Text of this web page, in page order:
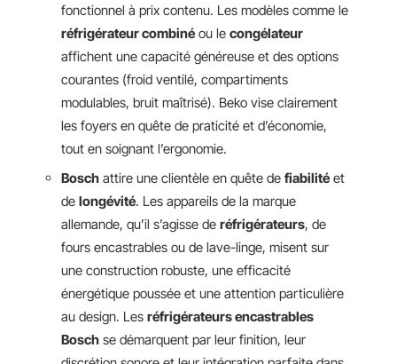
fonctionnel à prix contenu. Les modèles comme le
réfrigérateur combiné ou le congélateur
affichent une capacité généreuse et des options
courantes (froid ventilé, compartiments
modulables, bruit maîtrisé). Beko vise clairement
les foyers en quête de praticité et d’économie,
tout en soignant l’ergonomie.
Bosch attire une clientèle en quête de fiabilité et
de longévité. Les appareils de la marque
allemande, qu’il s’agisse de réfrigérateurs, de
fours encastrables ou de lave-linge, misent sur
une construction robuste, une efficacité
énergétique poussée et une attention particulière
au design. Les réfrigérateurs encastrables
Bosch se démarquent par leur finition, leur